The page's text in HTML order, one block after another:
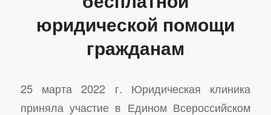
юридической помощи
гражданам
25 марта 2022 г. Юридическая клиника
приняла участие в Едином Всероссийском